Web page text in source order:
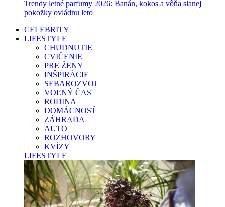
Trendy letné parfumy 2026: Banán, kokos a vôňa slanej
pokožky ovládnu leto
CELEBRITY
LIFESTYLE
CHUDNUTIE
CVIČENIE
PRE ŽENY
INŠPIRÁCIE
SEBAROZVOJ
VOĽNÝ ČAS
RODINA
DOMÁCNOSŤ
ZÁHRADA
AUTO
ROZHOVORY
KVÍZY
LIFESTYLE